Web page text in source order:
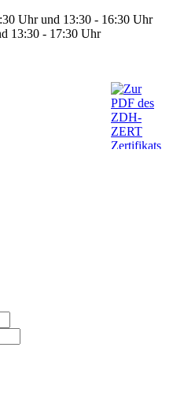
Uhr und 13:30 - 16:30 Uhr
13:30 - 17:30 Uhr